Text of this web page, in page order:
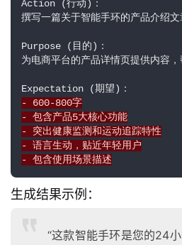
Action (行动)：
撰写一篇关于智能手环的产品介绍文
Purpose (目的)：
为电商平台的产品详情页提供内容
- 600-800字
- 包含产品5大核心功能
- 突出健康监测和运动追踪特性
- 语言生动，贴近年轻用户
- 包含使用场景描述
生成结果示例：
“这款智能手环是您的24